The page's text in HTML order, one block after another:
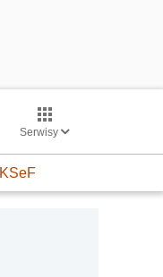
Serwisy
KSeF